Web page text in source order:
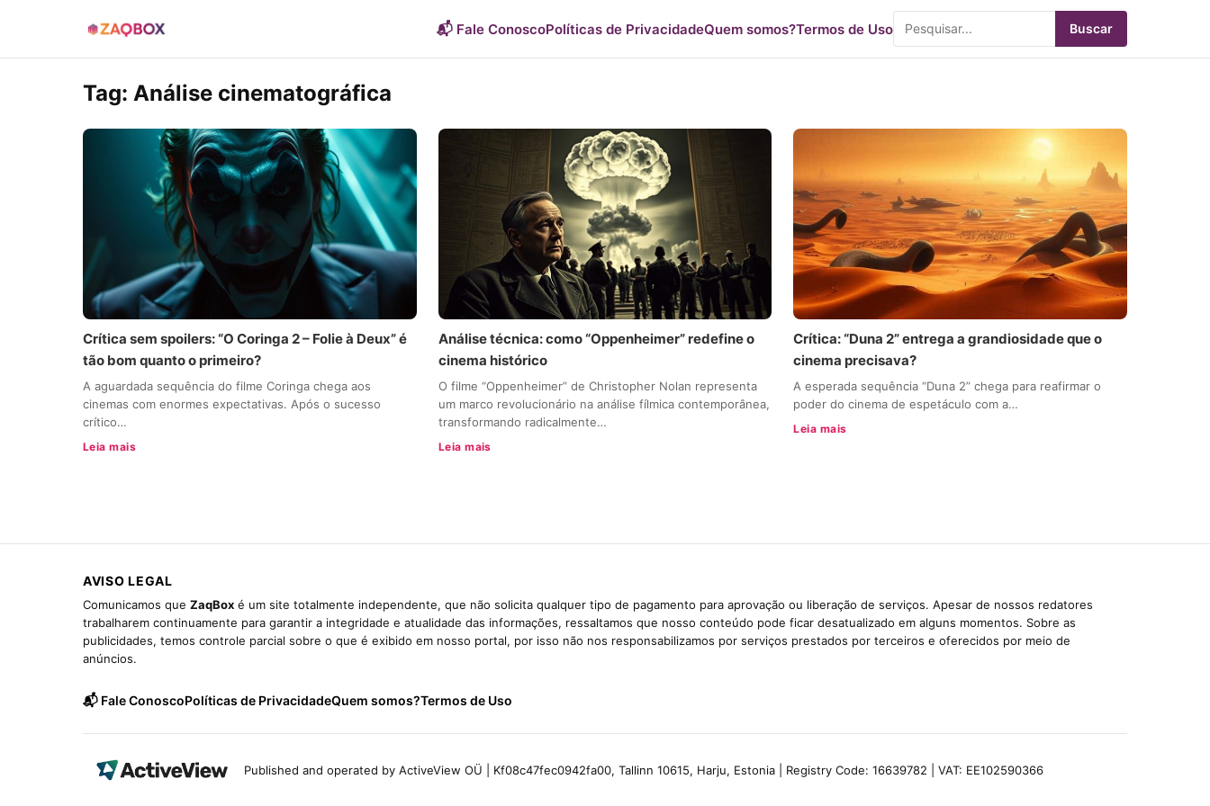
📬 Fale ConoscoPolíticas de PrivacidadeQuem somos?Termos de Uso Buscar
Tag: Análise cinematográfica
Crítica sem spoilers: “O Coringa 2 – Folie à Deux” é
tão bom quanto o primeiro?
A aguardada sequência do filme Coringa chega aos
cinemas com enormes expectativas. Após o sucesso
crítico…
Leia mais
Análise técnica: como “Oppenheimer” redefine o
cinema histórico
O filme “Oppenheimer” de Christopher Nolan representa
um marco revolucionário na análise fílmica contemporânea,
transformando radicalmente…
Leia mais
Crítica: “Duna 2” entrega a grandiosidade que o
cinema precisava?
A esperada sequência “Duna 2” chega para reafirmar o
poder do cinema de espetáculo com a…
Leia mais
AVISO LEGAL
Comunicamos que ZaqBox é um site totalmente independente, que não solicita qualquer tipo de pagamento para aprovação ou liberação de serviços. Apesar de nossos redatores
trabalharem continuamente para garantir a integridade e atualidade das informações, ressaltamos que nosso conteúdo pode ficar desatualizado em alguns momentos. Sobre as
publicidades, temos controle parcial sobre o que é exibido em nosso portal, por isso não nos responsabilizamos por serviços prestados por terceiros e oferecidos por meio de
anúncios.
📬 Fale ConoscoPolíticas de PrivacidadeQuem somos?Termos de Uso
Published and operated by ActiveView OÜ | Kf08c47fec0942fa00, Tallinn 10615, Harju, Estonia | Registry Code: 16639782 | VAT: EE102590366